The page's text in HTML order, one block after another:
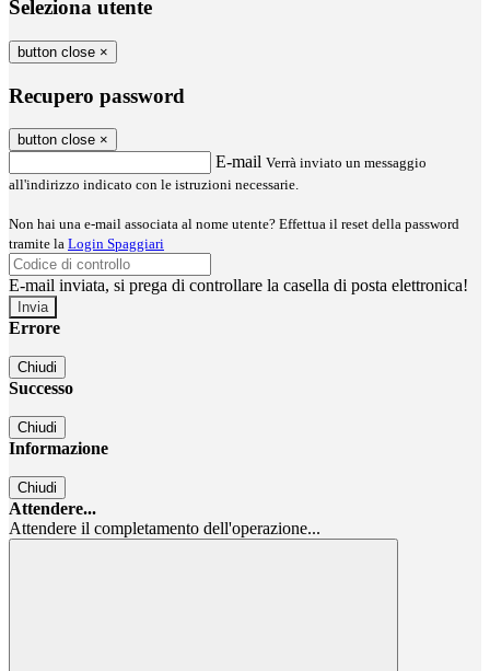
Seleziona utente
button close ×
Recupero password
button close ×
E-mail Verrà inviato un messaggio
all'indirizzo indicato con le istruzioni necessarie.
Non hai una e-mail associata al nome utente? Effettua il reset della password
tramite la Login Spaggiari
E-mail inviata, si prega di controllare la casella di posta elettronica!
Errore
Chiudi
Successo
Chiudi
Informazione
Chiudi
Attendere...
Attendere il completamento dell'operazione...